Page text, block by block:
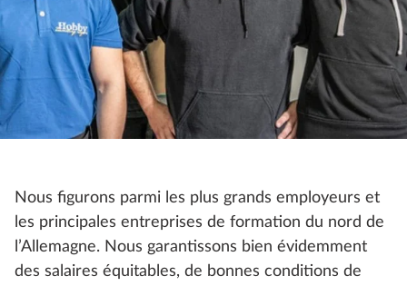
Nous figurons parmi les plus grands employeurs et
les principales entreprises de formation du nord de
l’Allemagne. Nous garantissons bien évidemment
des salaires équitables, de bonnes conditions de